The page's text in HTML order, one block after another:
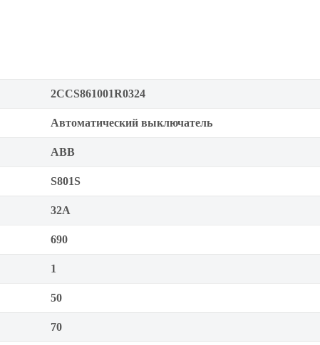
2CCS861001R0324
Автоматический выключатель
ABB
S801S
32А
690
1
50
70